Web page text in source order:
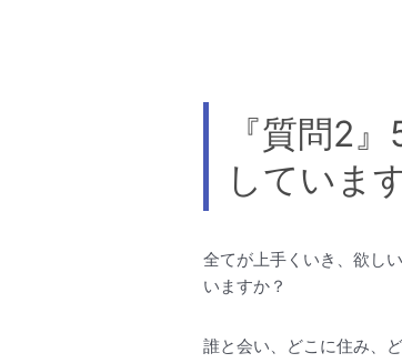
『質問2
していま
全てが上手くいき、欲し
いますか？
誰と会い、どこに住み、